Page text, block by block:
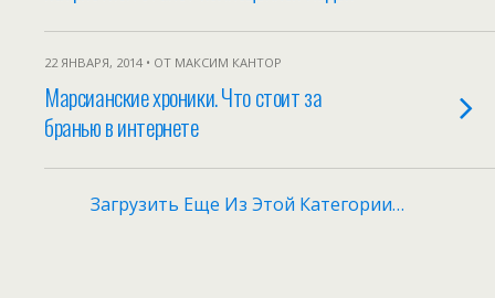
22 ЯНВАРЯ, 2014 • ОТ МАКСИМ КАНТОР
Марсианские хроники. Что стоит за
бранью в интернете
Загрузить Еще Из Этой Категории…